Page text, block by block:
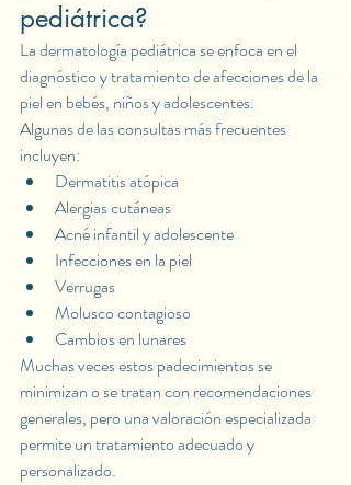
pediátrica?
La dermatología pediátrica se enfoca en el
diagnóstico y tratamiento de afecciones de la
piel en bebés, niños y adolescentes.
Algunas de las consultas más frecuentes
incluyen:
Dermatitis atópica
Alergias cutáneas
Acné infantil y adolescente
Infecciones en la piel
Verrugas
Molusco contagioso
Cambios en lunares
Muchas veces estos padecimientos se
minimizan o se tratan con recomendaciones
generales, pero una valoración especializada
permite un tratamiento adecuado y
personalizado.